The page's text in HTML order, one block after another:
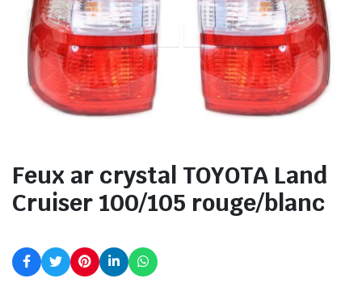
Feux ar crystal TOYOTA Land
Cruiser 100/105 rouge/blanc